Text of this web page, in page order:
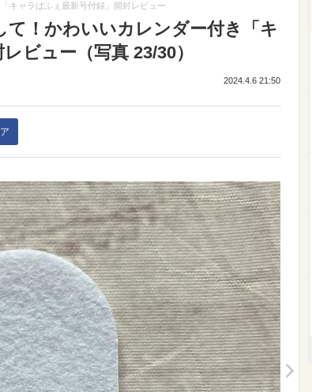
キャラぱふぇ最新号付録」開封レビュー
て！かわいいカレンダー付き「キ
ビュー（写真 23/30）
2024.4.6 21:50